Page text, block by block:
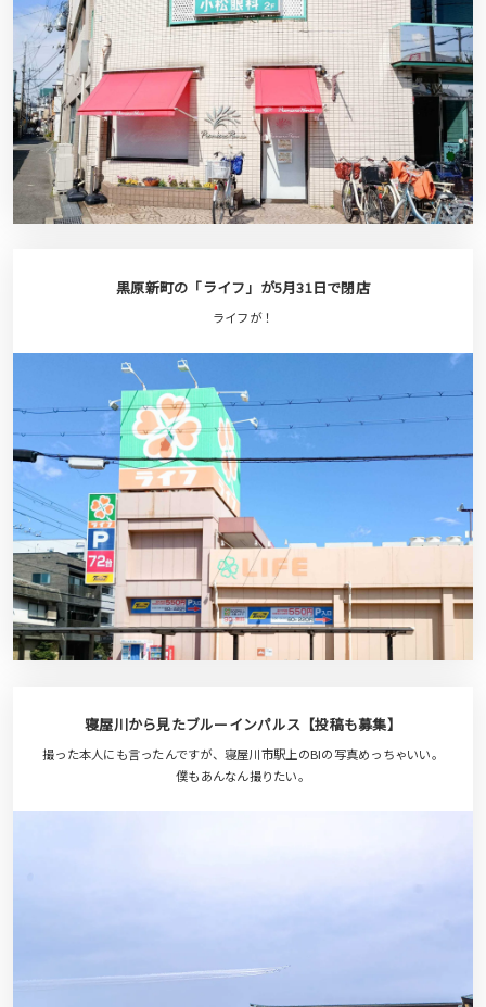
黒原新町の「ライフ」が5月31日で閉店
ライフが！
寝屋川から見たブルーインパルス【投稿も募集】
撮った本人にも言ったんですが、寝屋川市駅上のBIの写真めっちゃいい。
僕もあんなん撮りたい。